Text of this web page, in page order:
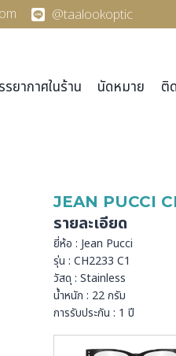
@taalookoptic
รยากาศในร้าน นัดหมาย ติ
JEAN PUCCI
รายละเอียด
ยี่ห้อ : Jean Pucci
รุ่น : CH2233 C1
วัสดุ : Stainless
น้ำหนัก : 22 กรัม
การรับประกัน : 1 ปี